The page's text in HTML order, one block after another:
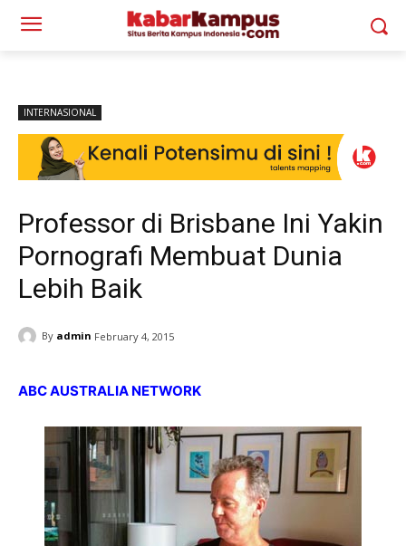
INTERNASIONAL
Professor di Brisbane Ini Yakin
Pornografi Membuat Dunia
Lebih Baik
By admin February 4, 2015
ABC AUSTRALIA NETWORK